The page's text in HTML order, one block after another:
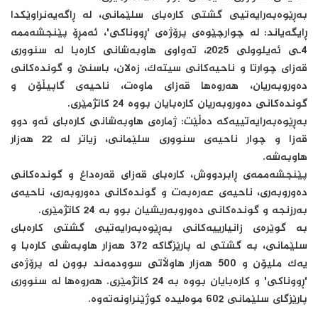
بەڕێوەبەرایەتیی گشتی کارەبای سلێمانی، لە ڕاگەیەنراوێکدا
ڕایگەیاند: لە چوارچێوەی پرۆژەی 'ڕووناکی'، ئەمڕۆ پێنجشەممە
4ـی ئەیلوولی 2025، تەواوی هاوبەشانی کارەبا لە سنووری
قەزای چوارتا و ناحیەکانی سیتەک، زەلان، باسنێ و گوندەکانی
دەوروبەریان، هەروەها قەزای ماوەت، ناحیەی گاپیڵۆن و
گوندەکانی دەوروبەریان کارەبایان بووە 24 کاتژمێری.
بەڕێوەبەرایەتییەکە دەڵێت: ژمارەی هاوبەشانی کارەبای ئەو دوو
قەزا و چوار ناحیەی سنووری سلێمانی، زیاتر لە 22 هەزار
هاوبەشە.
پێنجشەممەی ڕابردووش، کارەبای قەزای قەرەداغ و گوندەکانی
دەوروبەری، ناحیەی عەرەبەت و گوندەکانی دەوروبەری، ناحیەی
بەرزنجە و گوندەکانی دەوروبەریشیان بوو بە 24 کاتژمێری.
بە گوێرەی زانیارییەکانی بەڕێوەبەرایەتیی گشتی کارەبای
سلێمانی، بە گشتی لە پارێزگاکە 372 هەزار هاوبەشی کارەبا و
یەک ملیۆن و 500 هەزار هاوڵاتی سوودمەند بوون لە پرۆژەی
'ڕووناکی' و کارەبایان بووە بە 24 کاتژمێری. هەروەها لە سنووری
پارێزگای سلێمانی 602 موەلیدە کوژێنراونەتەوە.